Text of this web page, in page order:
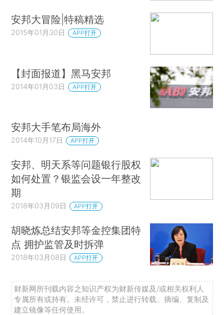
安邦大冒险|特稿精选
2015年01月30日 APP打开
【封面报道】黑马安邦
2014年01月03日 APP打开
安邦大手笔布局海外
2014年10月17日 APP打开
安邦、明天系等问题银行股权
如何处置？银监会设一年整改
期
2018年03月09日 APP打开
胡晓炼总结安邦等金控集团特
点 拥护监管及时拆弹
2018年03月08日 APP打开
财新网所刊载内容之知识产权为财新传媒及/或相关权利人
专属所有或持有。未经许可，禁止进行转载、摘编、复制及
建立镜像等任何使用。